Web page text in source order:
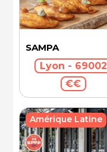
SAMPA
Lyon - 69002
€€
Amérique Latine